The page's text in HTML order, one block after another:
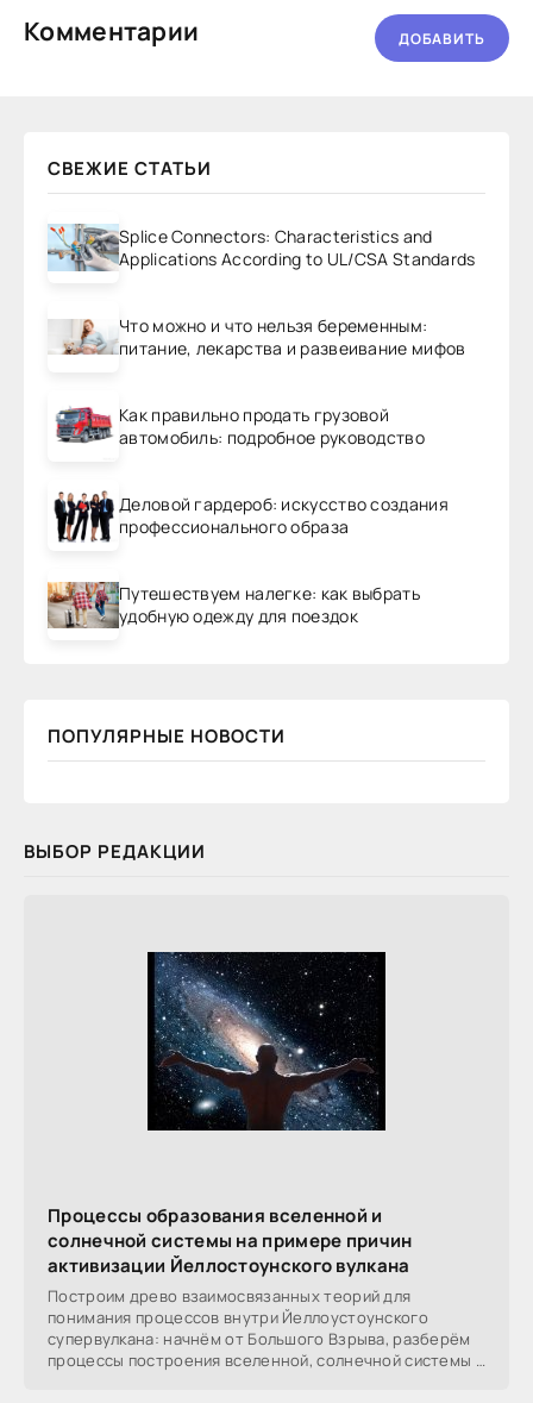
Комментарии ДОБАВИТЬ
СВЕЖИЕ СТАТЬИ
Splice Connectors: Characteristics and
Applications According to UL/CSA Standards
Что можно и что нельзя беременным:
питание, лекарства и развеивание мифов
Как правильно продать грузовой
автомобиль: подробное руководство
Деловой гардероб: искусство создания
профессионального образа
Путешествуем налегке: как выбрать
удобную одежду для поездок
ПОПУЛЯРНЫЕ НОВОСТИ
ВЫБОР РЕДАКЦИИ
Процессы образования вселенной и
солнечной системы на примере причин
активизации Йеллостоунского вулкана
Построим древо взаимосвязанных теорий для
понимания процессов внутри Йеллоустоунского
супервулкана: начнём от Большого Взрыва, разберём
процессы построения вселенной, солнечной системы в